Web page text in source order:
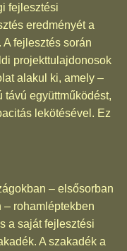
fejlesztési
eredményét a
fejlesztés során
projekttulajdonosok
alakul ki, amely –
távú együttműködést,
lekötésével. Ez
– elsősorban
– rohamléptekben
a saját fejlesztési
A szakadék a